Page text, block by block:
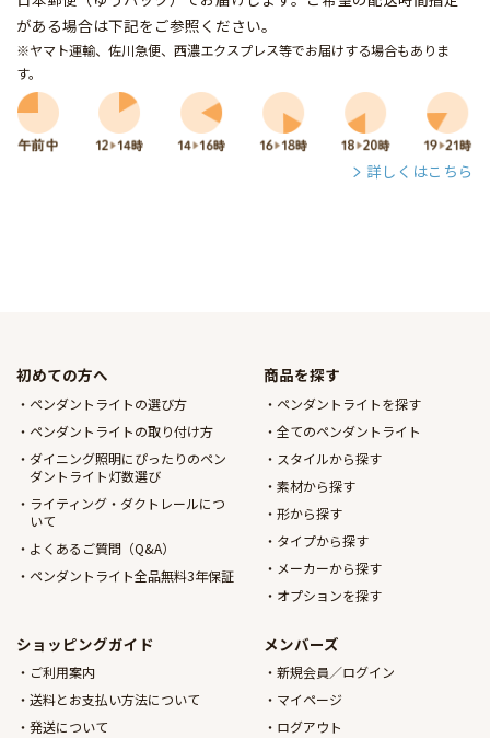
がある場合は下記をご参照ください。
※ヤマト運輸、佐川急便、西濃エクスプレス等でお届けする場合もありま
す。
詳しくはこちら
初めての方へ
ペンダントライトの選び方
ペンダントライトの取り付け方
ダイニング照明にぴったりのペン
ダントライト灯数選び
ライティング・ダクトレールにつ
いて
よくあるご質問（Q&A）
ペンダントライト全品無料3年保証
商品を探す
ペンダントライトを探す
全てのペンダントライト
スタイルから探す
素材から探す
形から探す
タイプから探す
メーカーから探す
オプションを探す
ショッピングガイド
ご利用案内
送料とお支払い方法について
発送について
メンバーズ
新規会員／ログイン
マイページ
ログアウト